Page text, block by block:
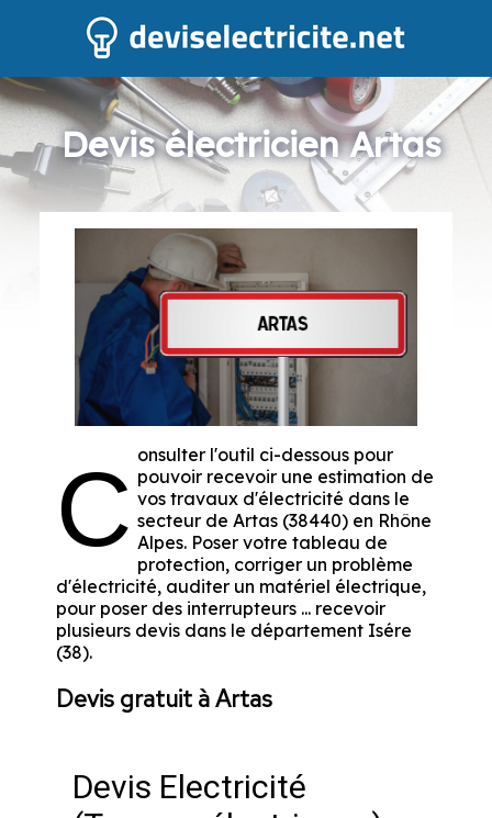
Devis électricien Artas
C onsulter l'outil ci-dessous pour
pouvoir recevoir une estimation de
vos travaux d'électricité dans le
secteur de Artas (38440) en Rhône
Alpes. Poser votre tableau de
protection, corriger un problème
d'électricité, auditer un matériel électrique,
pour poser des interrupteurs ... recevoir
plusieurs devis dans le département Isére
(38).
Devis gratuit à Artas
Devis Electricité